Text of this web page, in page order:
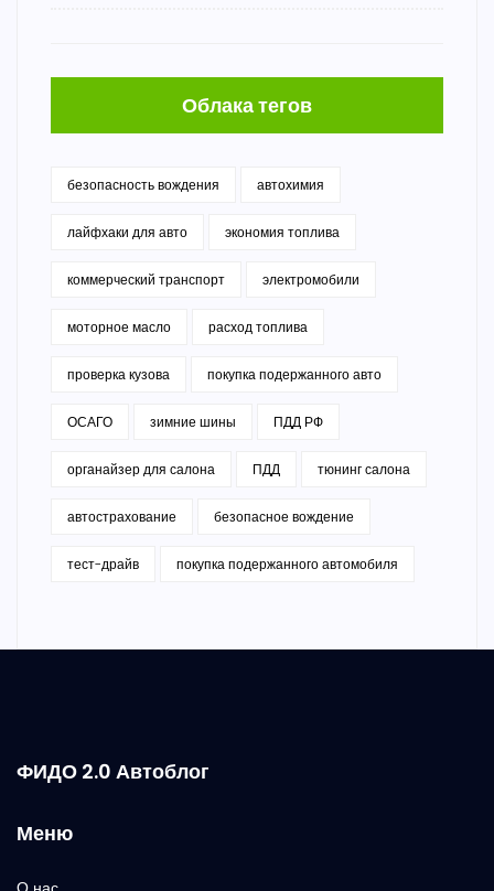
Облака тегов
безопасность вождения автохимия
лайфхаки для авто экономия топлива
коммерческий транспорт электромобили
моторное масло расход топлива
проверка кузова покупка подержанного авто
ОСАГО зимние шины ПДД РФ
органайзер для салона ПДД тюнинг салона
автострахование безопасное вождение
тест-драйв покупка подержанного автомобиля
ФИДО 2.0 Автоблог
Меню